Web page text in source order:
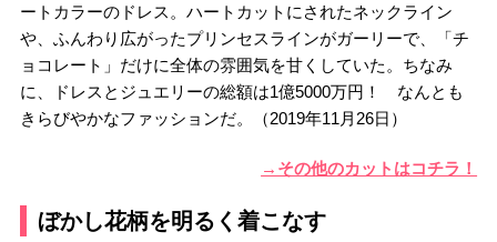
ートカラーのドレス。ハートカットにされたネックライン
や、ふんわり広がったプリンセスラインがガーリーで、「チ
ョコレート」だけに全体の雰囲気を甘くしていた。ちなみ
に、ドレスとジュエリーの総額は1億5000万円！ なんとも
きらびやかなファッションだ。（2019年11月26日）
→その他のカットはコチラ！
ぼかし花柄を明るく着こなす